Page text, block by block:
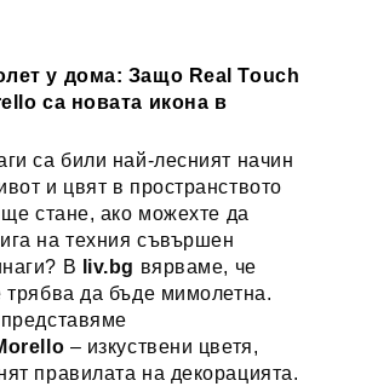
у дома: Защо Real Touch
са новата икона в
са били най-лесният начин
и цвят в пространството
стане, ако можехте да
на техния съвършен
В
liv.bg вярваме, че
трябва да бъде мимолетна.
– изкуствени цветя,
правилата на декорацията.